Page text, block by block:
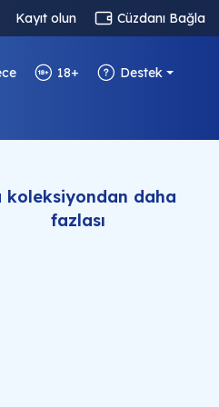
Kayıt olun Cüzdanı Bağla
18+ Destek
koleksiyondan daha
fazlası